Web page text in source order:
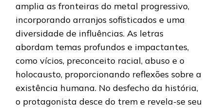
amplia as fronteiras do metal progressivo,
incorporando arranjos sofisticados e uma
diversidade de influências. As letras
abordam temas profundos e impactantes,
como vícios, preconceito racial, abuso e o
holocausto, proporcionando reflexões sobre a
existência humana. No desfecho da história,
o protagonista desce do trem e revela-se seu